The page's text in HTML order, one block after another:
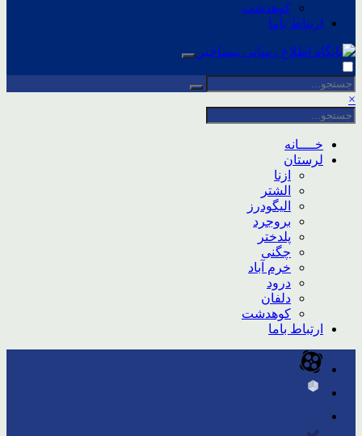
کوهدشت
ارتباط باما
×
خــــانه
لرستان
ازنا
الشتر
الیگودرز
بروجرد
پلدختر
چگنی
خرم آباد
درود
دلفان
کوهدشت
ارتباط باما